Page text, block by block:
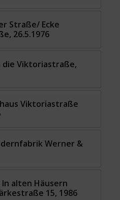
Straße/ Ecke
26.5.1976
die Viktoriastraße,
Viktoriastraße
Werner &
alten Häusern
15, 1986